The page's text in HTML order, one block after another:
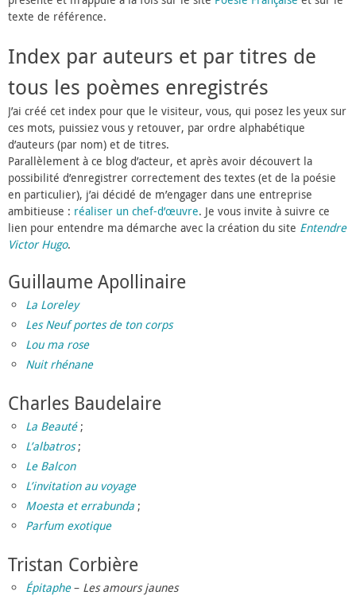
texte de référence.
Index par auteurs et par titres de
tous les poèmes enregistrés
J’ai créé cet index pour que le visiteur, vous, qui posez les yeux sur
ces mots, puissiez vous y retouver, par ordre alphabétique
d’auteurs (par nom) et de titres.
Parallèlement à ce blog d’acteur, et après avoir découvert la
possibilité d’enregistrer correctement des textes (et de la poésie
en particulier), j’ai décidé de m’engager dans une entreprise
ambitieuse : réaliser un chef-d’œuvre. Je vous invite à suivre ce
lien pour entendre ma démarche avec la création du site Entendre
Victor Hugo.
Guillaume Apollinaire
La Loreley
Les Neuf portes de ton corps
Lou ma rose
Nuit rhénane
Charles Baudelaire
La Beauté;
L’albatros;
Le Balcon
L’invitation au voyage
Moesta et errabunda;
Parfum exotique
Tristan Corbière
Épitaphe– Les amours jaunes